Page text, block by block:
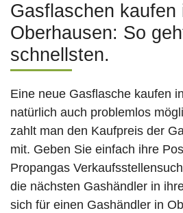
Gasflaschen kaufen
Oberhausen: So
schnellsten.
Eine neue Gasflasche kaufen
natürlich auch problemlos
zahlt man den Kaufpreis der
mit. Geben Sie einfach ihre
Propangas
die nächsten Gashändler in
sich für einen Gashändler in